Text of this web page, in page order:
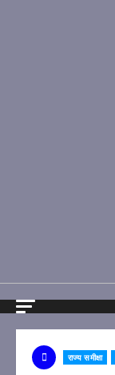
राज्य समीक्षा